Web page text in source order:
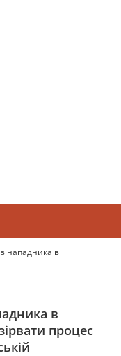
нападника в
в
процес